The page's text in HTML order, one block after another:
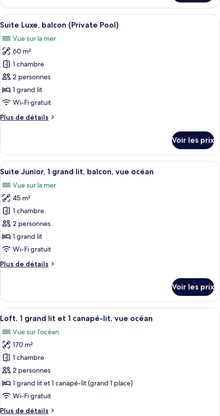
(Junior)
le
type
de
Chambre
Standard
(Junior)
Afficher
toutes
les
photos
pour
ce
type
de
chambre :
Suite
(Private
Pool)
Une chambre d’hôtel comprenant
5
Suite Luxe, balcon (Private Pool)
Vue sur la mer
60 m²
1 chambre
2 personnes
1 grand lit
Wi-Fi gratuit
Plus de détails
Plus
le
type
de
Suite
Luxe,
balcon
(Private
Pool)
Voir les prix
Afficher
toutes
les
photos
pour
ce
type
de
chambre :
Suite
grand
lit,
balcon,
vue
océan
Une chambre d’hôtel moderne
10
Suite Junior, 1 grand lit, balcon, vue océan
Vue sur la mer
45 m²
1 chambre
2 personnes
1 grand lit
Wi-Fi gratuit
Plus de détails
Plus
le
type
de
chambre
Suite
Junior,
grand
lit,
balcon,
vue
océan
Voir les prix
Afficher
toutes
les
photos
pour
ce
type
de
chambre :
Une chambre dotée d’un grand lit,
10
Loft, 1 grand lit et 1 canapé-lit, vue océan
Vue sur l’océan
170 m²
1 chambre
2 personnes
1 grand lit et 1 canapé-lit (grand 1 place)
Wi-Fi gratuit
Plus de détails
Plus